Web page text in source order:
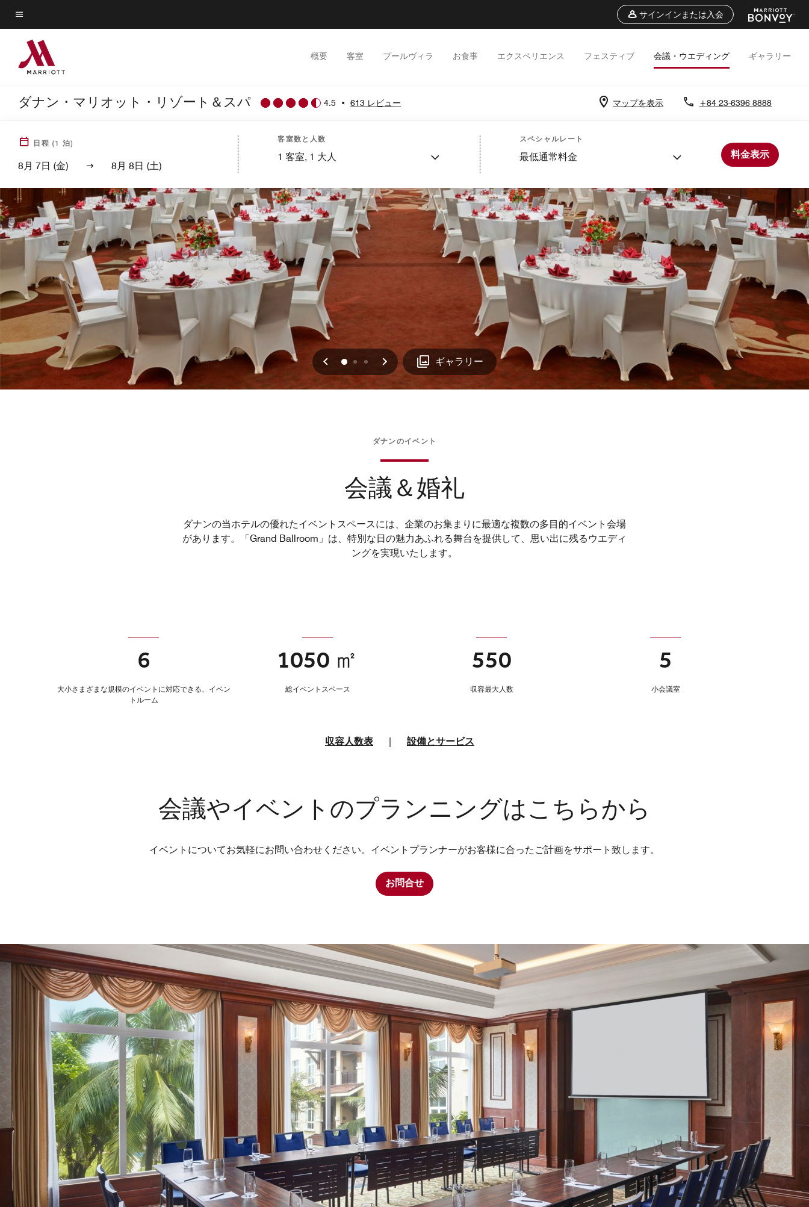
Skip
to
main
content
メニューのテキスト
サインインまたは入会
概要 客室 プールヴィラ お食事 エクスペリエンス フェスティブ 会議・ウエディング ギャラリー
ダナン・マリオット・リゾート＆スパ 4.5 • 613 レビュー マップを表示 +84 23-6396 8888
日程 (1 泊)
8月 7日 (金) 8月 8日 (土)
客室数と人数
1 客室, 1 大人
スペシャルレート
最低通常料金 料金表示
戻る
0 1 2 次へ ギャラリー
ダナンのイベント
会議＆婚礼
ダナンの当ホテルの優れたイベントスペースには、企業のお集まりに最適な複数の多目的イベント会場
があります。「Grand Ballroom」は、特別な日の魅力あふれる舞台を提供して、思い出に残るウエディ
ングを実現いたします。
6
大小さまざまな規模のイベントに対応できる、イベン
トルーム
1050 ㎡
総イベントスペース
550
収容最大人数
5
小会議室
収容人数表 設備とサービス
会議やイベントのプランニングはこちらから
イベントについてお気軽にお問い合わせください。イベントプランナーがお客様に合ったご計画をサポート致します。
お問合せ